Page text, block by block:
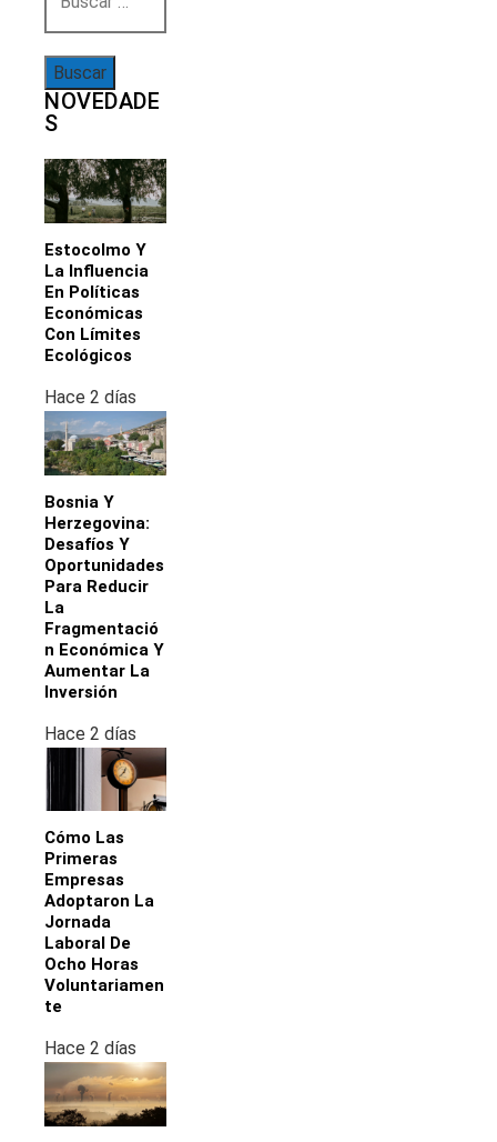
NOVEDADE
S
Estocolmo Y
La Influencia
En Políticas
Económicas
Con Límites
Ecológicos
Hace 2 días
Bosnia Y
Herzegovina:
Desafíos Y
Oportunidades
Para Reducir
La
Fragmentació
N Económica Y
Aumentar La
Inversión
Hace 2 días
Cómo Las
Primeras
Empresas
Adoptaron La
Jornada
Laboral De
Ocho Horas
Voluntariamen
Te
Hace 2 días